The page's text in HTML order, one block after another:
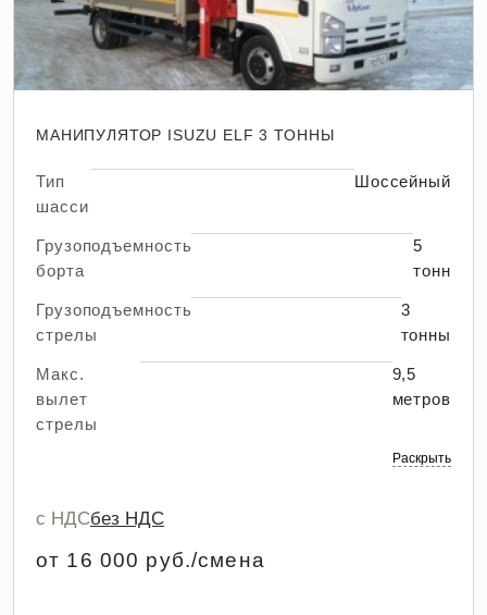
МАНИПУЛЯТОР ISUZU ELF 3 ТОННЫ
Тип
шасси
Шоссейный
Грузоподъемность
борта
5
тонн
Грузоподъемность
стрелы
3
тонны
Макс.
вылет
стрелы
9,5
метров
Раскрыть
с НДСбез НДС
от 16 000 руб./смена